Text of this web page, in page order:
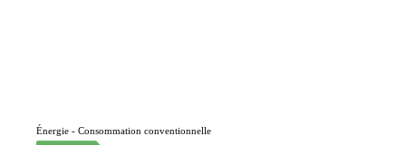
Énergie - Consommation conventionnelle